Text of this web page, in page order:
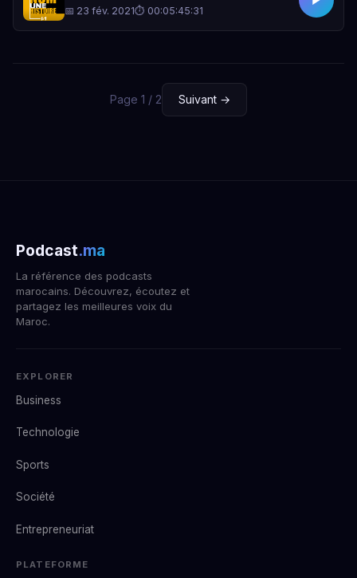
📅 23 fév. 2021⏱ 00:05:45:31
Page 1 / 2 Suivant →
Podcast.ma
La référence des podcasts
marocains. Découvrez, écoutez et
partagez les meilleures voix du
Maroc.
EXPLORER
Business
Technologie
Sports
Société
Entrepreneuriat
PLATEFORME